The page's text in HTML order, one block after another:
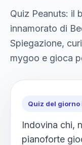
Quiz Peanuts: il
innamorato di
Spiegazione,
mygoo e gioca
Quiz del giorno
Indovina chi,
pianoforte